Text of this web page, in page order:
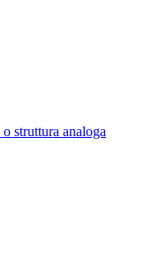
struttura analoga